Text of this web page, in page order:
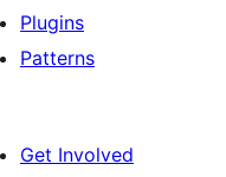
Plugins
Patterns
Get Involved